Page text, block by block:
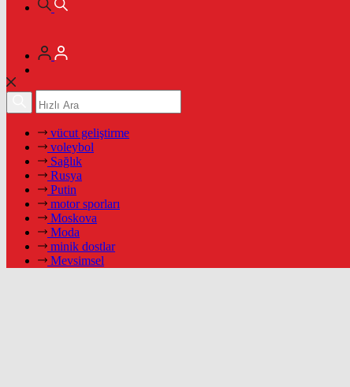
vücut geliştirme
voleybol
Sağlık
Rusya
Putin
motor sporları
Moskova
Moda
minik dostlar
Mevsimsel